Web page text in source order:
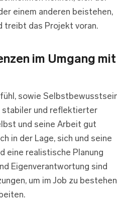
einem anderen beistehen,
treibt das Projekt voran.
im Umgang mit
sowie
stabiler und reflektierter
und seine Arbeit gut
in der Lage, sich und seine
eine realistische Planung
Eigenverantwortung sind
um im Job zu bestehen